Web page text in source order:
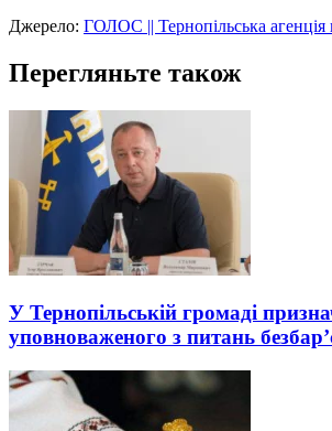
Джерело: ГОЛОС || Тернопільська агенція
Перегляньте також
У Тернопільській громаді
уповноваженого з питань